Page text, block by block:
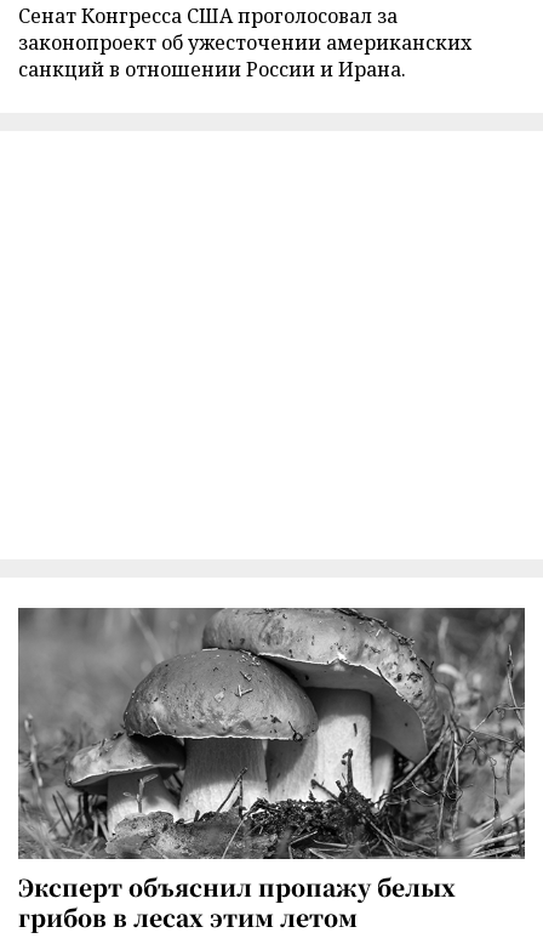
Сенат Конгресса США проголосовал за
законопроект об ужесточении американских
санкций в отношении России и Ирана.
Эксперт объяснил пропажу белых
грибов в лесах этим летом